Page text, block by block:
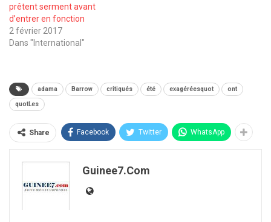
prêtent serment avant
d’entrer en fonction
2 février 2017
Dans "International"
adama Barrow critiqués été exagéréesquot ont
quotLes
Share Facebook Twitter WhatsApp
Guinee7.com